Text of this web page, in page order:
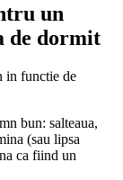
un
de dormit
bun: salteaua,
(sau lipsa
ca fiind un